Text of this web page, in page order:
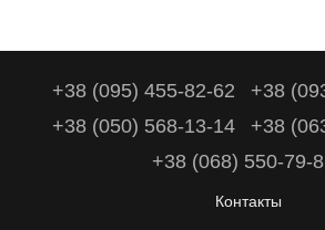
+38 (095) 455-82-62
+38
+38 (050) 568-13-14
+38
+38 (068) 550-79-
Контакты